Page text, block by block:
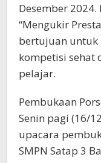
Desember
“Mengukir
bertujuan untuk
kompetisi sehat
pelajar.
Pembukaan
Senin pagi (16/
upacara
SMPN Satap 3